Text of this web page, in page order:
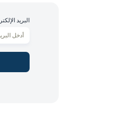
البريد